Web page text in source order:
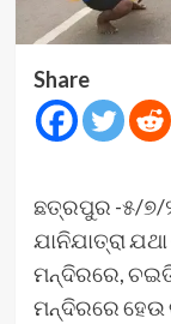
Share
ଛତ୍ରପୁର -୫/୭/
ଯାନିଯାତ୍ରା
ମନ୍ଦିରରେ, ଚଇତି
ମନ୍ଦିରରେ ହେଉ